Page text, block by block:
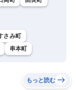
さみ町
串本町
もっと読む